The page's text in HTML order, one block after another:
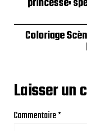
Coloriage
Laisser un
Commentaire*